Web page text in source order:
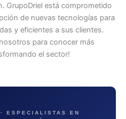
GrupoDriel está comprometido
de nuevas tecnologías para
y eficientes a sus clientes.
para conocer más
el sector!
ESPECIALISTAS EN